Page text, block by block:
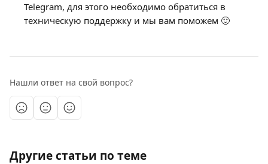
Telegram, для этого необходимо обратиться в
техническую поддержку и мы вам поможем 🙂
Нашли ответ на свой вопрос?
Другие статьи по теме